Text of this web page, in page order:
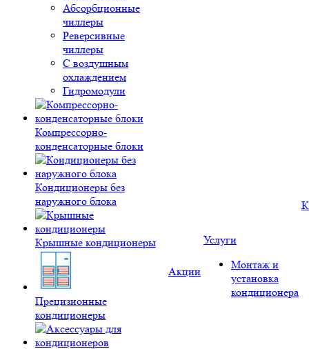
Абсорбционные
чиллеры
Реверсивные
чиллеры
С воздушным
охлаждением
Гидромодули
Компрессорно-
конденсаторные блоки
Кондиционеры без
наружного блока
Крышные кондиционеры
Прецизионные
кондиционеры
Акции
Услуги
Монтаж и
установка
кондиционера